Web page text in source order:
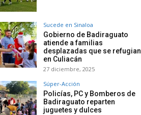
Sucede en Sinaloa
Gobierno de Badiraguato
atiende a familias
desplazadas que se refugian
en Culiacán
27 diciembre, 2025
Súper-Acción
Policías, PC y Bomberos de
Badiraguato reparten
juguetes y dulces